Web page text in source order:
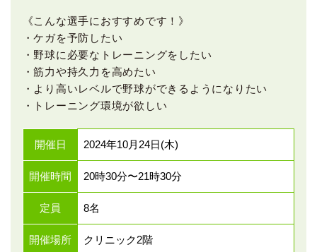
《こんな選手におすすめです！》
・ケガを予防したい
・野球に必要なトレーニングをしたい
・筋力や持久力を高めたい
・より高いレベルで野球ができるようになりたい
・トレーニング環境が欲しい
開催日 2024年10月24日(木)
開催時間 20時30分〜21時30分
定員 8名
開催場所 クリニック2階